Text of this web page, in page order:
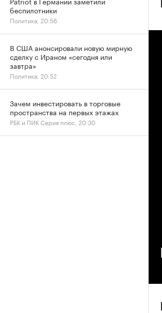
беспилотники
Политика, 20:56
В США анонсировали новую мирную
сделку с Ираном «сегодня или
завтра»
Политика, 20:52
Зачем инвестировать в торговые
пространства на первых этажах
РБК и ПИК Серия плюс, 20:30